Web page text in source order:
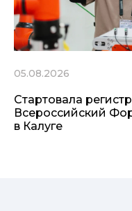
05.08.2026
Стартовала
Всероссийский
в Калуге